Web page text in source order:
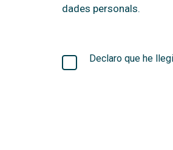
dades personals.
Declaro que he